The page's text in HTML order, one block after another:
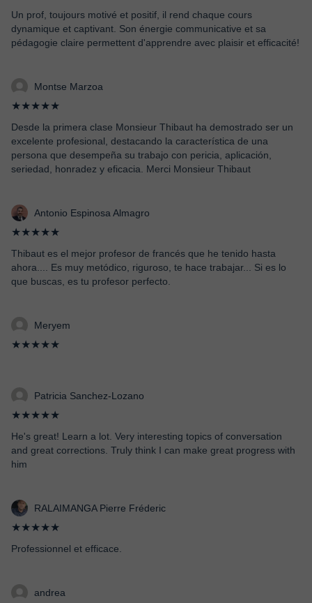
Un prof, toujours motivé et positif, il rend chaque cours
dynamique et captivant. Son énergie communicative et sa
pédagogie claire permettent d'apprendre avec plaisir et efficacité!
Montse Marzoa
★★★★★
Desde la primera clase Monsieur Thibaut ha demostrado ser un
excelente profesional, destacando la característica de una
persona que desempeña su trabajo con pericia, aplicación,
seriedad, honradez y eficacia. Merci Monsieur Thibaut
Antonio Espinosa Almagro
★★★★★
Thibaut es el mejor profesor de francés que he tenido hasta
ahora.... Es muy metódico, riguroso, te hace trabajar... Si es lo
que buscas, es tu profesor perfecto.
Meryem
★★★★★
Patricia Sanchez-Lozano
★★★★★
He's great! Learn a lot. Very interesting topics of conversation
and great corrections. Truly think I can make great progress with
him
RALAIMANGA Pierre Fréderic
★★★★★
Professionnel et efficace.
andrea